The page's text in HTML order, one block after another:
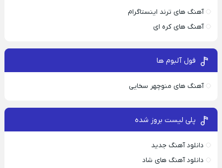
آهنگ های ترند اینستاگرام
آهنگ های کره ای
فول آلبوم ها
آهنگ های منوچهر سخایی
پلی لیست بروز شده
دانلود آهنگ جدید
دانلود آهنگ های شاد